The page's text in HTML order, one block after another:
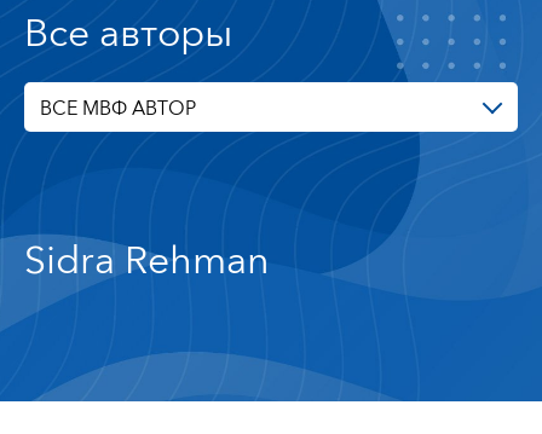
Все авторы
ВСЕ МВФ АВТОР
Sidra Rehman